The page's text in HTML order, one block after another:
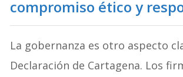
compromiso ético y
La gobernanza es otro aspecto
Declaración de Cartagena. Los